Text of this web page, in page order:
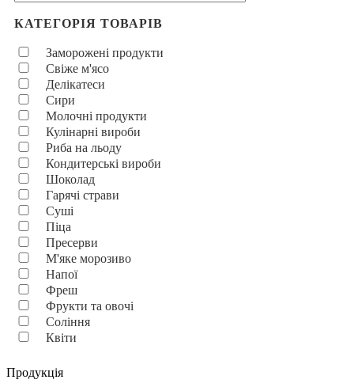
КАТЕГОРІЯ ТОВАРІВ
Заморожені продукти
Свіже м'ясо
Делікатеси
Сири
Молочні продукти
Кулінарні вироби
Риба на льоду
Кондитерські вироби
Шоколад
Гарячі страви
Суші
Піца
Пресерви
М'яке морозиво
Напої
Фреш
Фрукти та овочі
Соління
Квіти
Продукція